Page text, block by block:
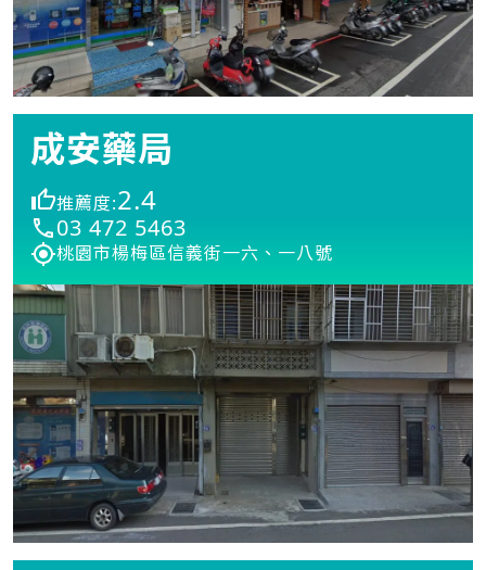
成安藥局
推薦度:2.4
03 472 5463
桃園市楊梅區信義街一六、一八號